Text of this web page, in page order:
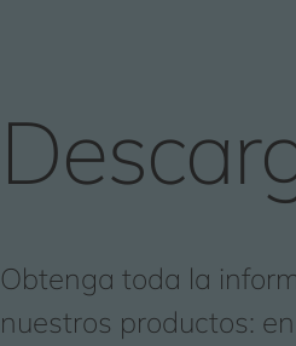
Obtenga toda la
nuestros productos: